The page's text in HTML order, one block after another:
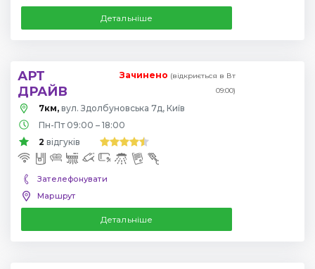
Детальніше
АРТ
ДРАЙВ
Зачинено (відкриється в Вт
09:00)
7км, вул. Здолбуновська 7д, Київ
Пн-Пт 09:00 – 18:00
2 відгуків
Зателефонувати
Маршрут
Детальніше